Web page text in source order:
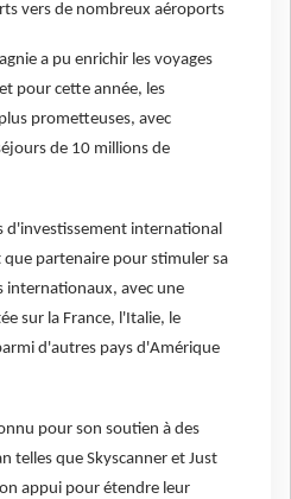
vers de nombreux aéroports
a pu enrichir les voyages
pour cette année, les
prometteuses, avec
de 10 millions de
d'investissement international
partenaire pour stimuler sa
internationaux, avec une
sur la France, l'Italie, le
d'autres pays d'Amérique
pour son soutien à des
telles que Skyscanner et Just
appui pour étendre leur